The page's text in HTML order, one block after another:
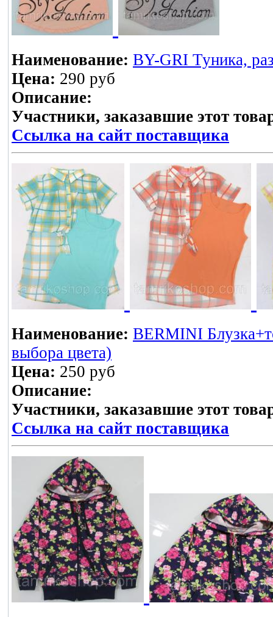
Наименование: BY-GRI Туника,
Цена: 290 руб
Описание:
Участники, заказавшие этот
Ссылка на сайт поставщика
Наименование: BERMINI
выбора цвета)
Цена: 250 руб
Описание:
Участники, заказавшие этот
Ссылка на сайт поставщика